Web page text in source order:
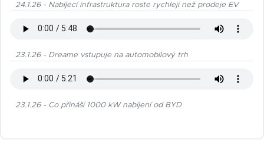
24.1.26 - Nabíjecí infrastruktura roste rychleji než prodeje EV
23.1.26 - Dreame vstupuje na automobilový trh
23.1.26 - Co přináší 1000 kW nabíjení od BYD